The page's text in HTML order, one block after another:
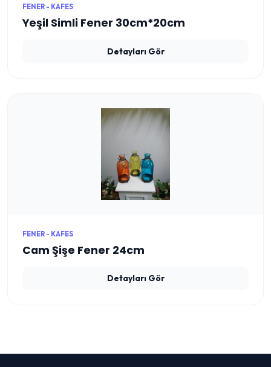
FENER - KAFES
Yeşil Simli Fener 30cm*20cm
Detayları Gör
FENER - KAFES
Cam Şişe Fener 24cm
Detayları Gör